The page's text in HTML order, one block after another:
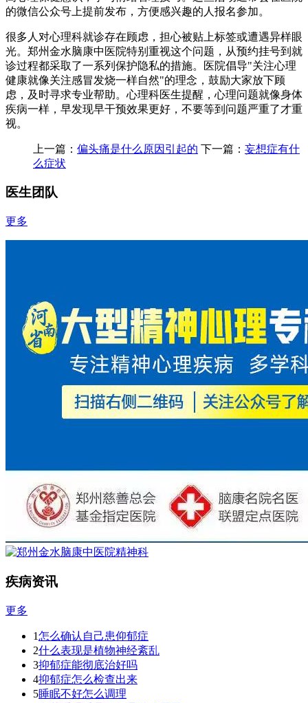
的微信公众号上提前发布，方便感兴趣的人报名参加。
很多人对心理科就诊存在顾虑，担心被贴上标签或遭遇异样眼
光。郑州金水脑康中医院特别重视这个问题，从预约挂号到就
诊过程都采取了一系列保护隐私的措施。医院倡导"关注心理
健康就像关注感冒发烧一样自然"的理念，鼓励大家放下顾
虑，及时寻求专业帮助。心理科医生提醒，心理问题就像身体
疾病一样，早发现早干预效果更好，不要等到问题严重了才重
视。
上一篇： 偏头痛是什么原因引起的 下一篇： 妄想症有什
么症状
医生团队
更多
疾病资讯
更多
1怎么确认自己患仰郁症
2什么表现是植物神经紊乱
3抑郁症能彻底治好吗
4抑郁症怎么检查出来
5睡眠不好怎么调理